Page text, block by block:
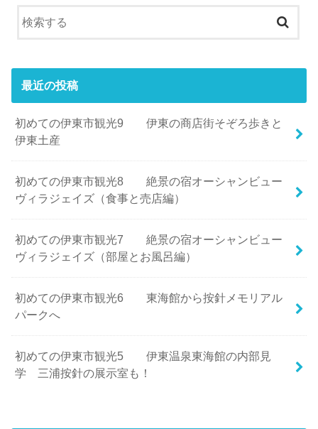
最近の投稿
初めての伊東市観光9 伊東の商店街そぞろ歩きと
伊東土産
初めての伊東市観光8 絶景の宿オーシャンビュー
ヴィラジェイズ（食事と売店編）
初めての伊東市観光7 絶景の宿オーシャンビュー
ヴィラジェイズ（部屋とお風呂編）
初めての伊東市観光6 東海館から按針メモリアル
パークへ
初めての伊東市観光5 伊東温泉東海館の内部見
学 三浦按針の展示室も！